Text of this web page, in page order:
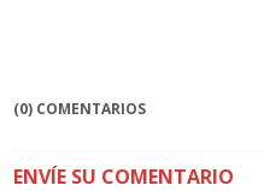
(0) COMENTARIOS
ENVÍE SU COMENTARIO